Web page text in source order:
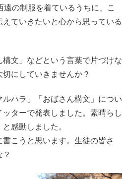
遠の制服を着ているうちに、こ
えていきたいと心から思っている
構文」などという言葉で片づけな
にしていきませんか？
ハラ」「おばさん構文」につい
ターで発表しました。素晴らし
感動しました。
こうと思います。生徒の皆さ